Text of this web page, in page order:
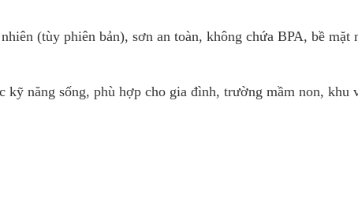
(tùy phiên bản), sơn an toàn, không chứa BPA, bề mặt
kỹ năng sống, phù hợp cho gia đình, trường mầm non, khu